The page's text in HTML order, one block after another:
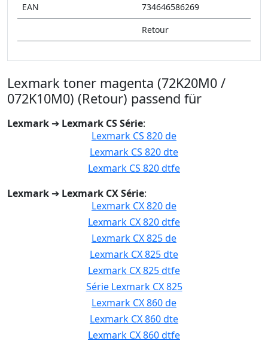
EAN
734646586269
Retour
Lexmark toner magenta (72K20M0 /
072K10M0) (Retour) passend für
Lexmark ➔ Lexmark CS Série:
Lexmark CS 820 de
Lexmark CS 820 dte
Lexmark CS 820 dtfe
Lexmark ➔ Lexmark CX Série:
Lexmark CX 820 de
Lexmark CX 820 dtfe
Lexmark CX 825 de
Lexmark CX 825 dte
Lexmark CX 825 dtfe
Série Lexmark CX 825
Lexmark CX 860 de
Lexmark CX 860 dte
Lexmark CX 860 dtfe